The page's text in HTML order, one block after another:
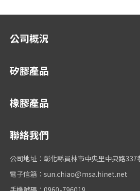
公司概況
矽膠產品
橡膠產品
聯絡我們
公司地址：彰化縣員林市中央里中央路337
電子信箱： sun.chiao@msa.hinet.net